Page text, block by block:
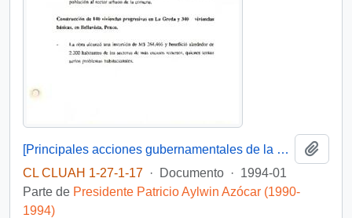
[Principales acciones gubernamentales de la comuna de Penco]
CL CLUAH 1-27-1-17 · Documento · 1994-01
Parte de Presidente Patricio Aylwin Azócar (1990-
1994)